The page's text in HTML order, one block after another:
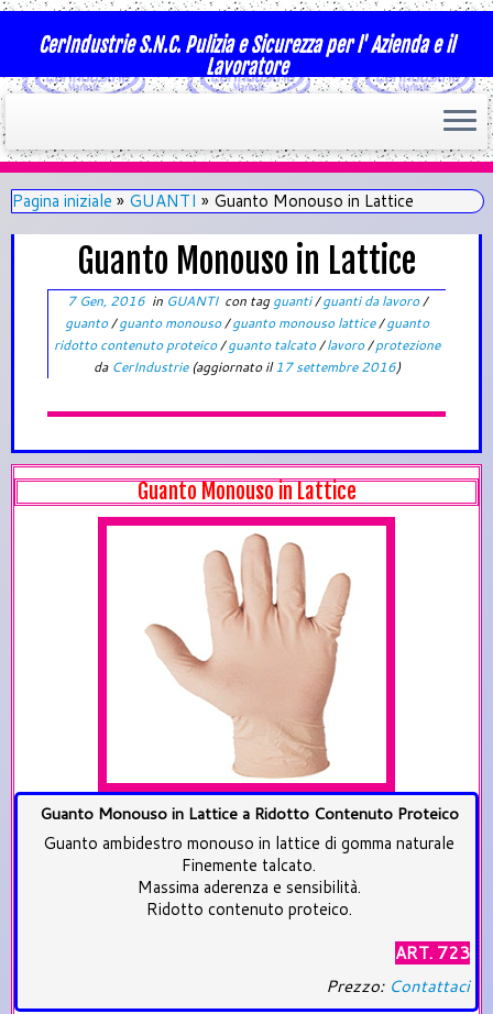
CerIndustrie S.N.C. Pulizia e Sicurezza per l' Azienda e il
Lavoratore
Pagina iniziale » GUANTI » Guanto Monouso in Lattice
Guanto Monouso in Lattice
7 Gen, 2016 in GUANTI con tagguanti/guanti da lavoro/
guanto/guanto monouso/guanto monouso lattice/guanto
ridotto contenuto proteico/guanto talcato/lavoro/protezione
da CerIndustrie(aggiornato il17 settembre 2016)
Guanto Monouso in Lattice
Guanto Monouso in Lattice a Ridotto Contenuto Proteico
Guanto ambidestro monouso in lattice di gomma naturale
Finemente talcato.
Massima aderenza e sensibilità.
Ridotto contenuto proteico.
ART. 723
Prezzo: Contattaci